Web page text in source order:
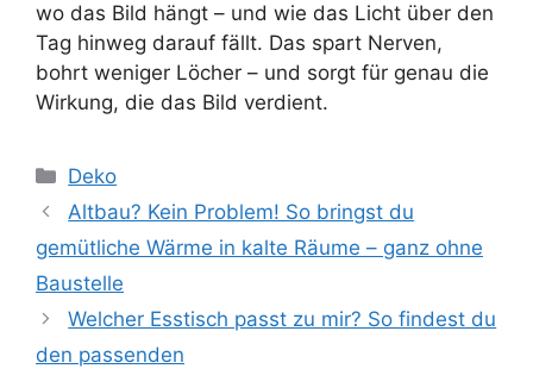
wo das Bild hängt – und wie das Licht über den
Tag hinweg darauf fällt. Das spart Nerven,
bohrt weniger Löcher – und sorgt für genau die
Wirkung, die das Bild verdient.
Kategorien
Deko
Altbau? Kein Problem! So bringst du
gemütliche Wärme in kalte Räume – ganz ohne
Baustelle
Welcher Esstisch passt zu mir? So findest du
den passenden